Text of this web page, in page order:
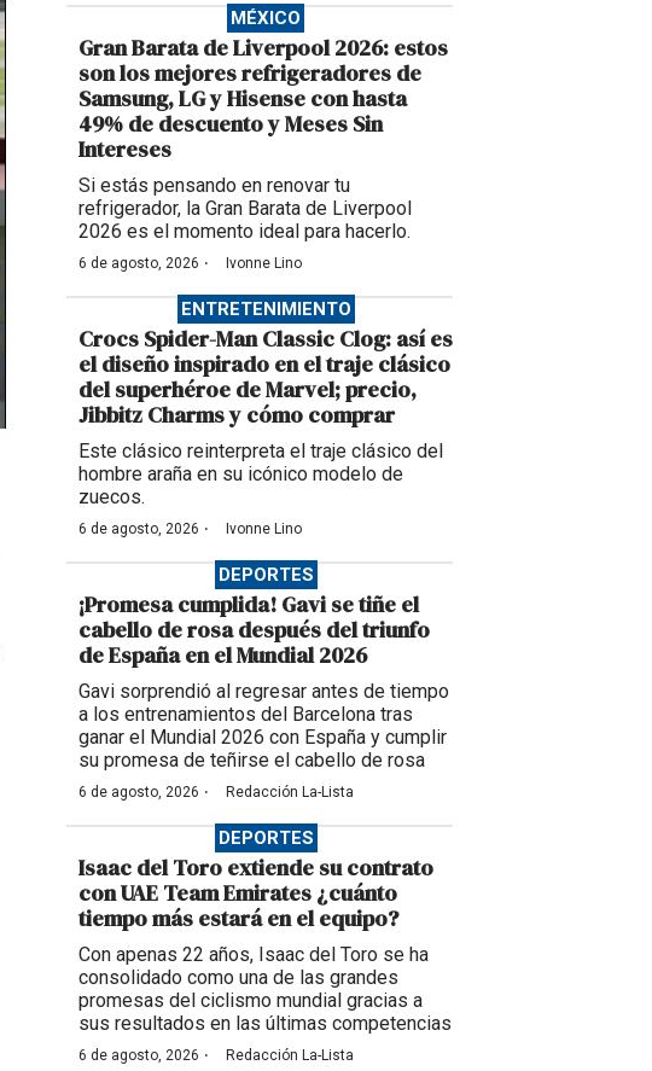
MÉXICO
Gran Barata de Liverpool 2026: estos
son los mejores refrigeradores de
Samsung, LG y Hisense con hasta
49% de descuento y Meses Sin
Intereses
Si estás pensando en renovar tu
refrigerador, la Gran Barata de Liverpool
2026 es el momento ideal para hacerlo.
6 de agosto, 2026 · Ivonne Lino
ENTRETENIMIENTO
Crocs Spider-Man Classic Clog: así es
el diseño inspirado en el traje clásico
del superhéroe de Marvel; precio,
Jibbitz Charms y cómo comprar
Este clásico reinterpreta el traje clásico del
hombre araña en su icónico modelo de
zuecos.
6 de agosto, 2026 · Ivonne Lino
DEPORTES
¡Promesa cumplida! Gavi se tiñe el
cabello de rosa después del triunfo
de España en el Mundial 2026
Gavi sorprendió al regresar antes de tiempo
a los entrenamientos del Barcelona tras
ganar el Mundial 2026 con España y cumplir
su promesa de teñirse el cabello de rosa
6 de agosto, 2026 · Redacción La-Lista
DEPORTES
Isaac del Toro extiende su contrato
con UAE Team Emirates ¿cuánto
tiempo más estará en el equipo?
Con apenas 22 años, Isaac del Toro se ha
consolidado como una de las grandes
promesas del ciclismo mundial gracias a
sus resultados en las últimas competencias
6 de agosto, 2026 · Redacción La-Lista